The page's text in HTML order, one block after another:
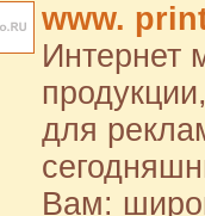
www.
Интернет
для
Вам: